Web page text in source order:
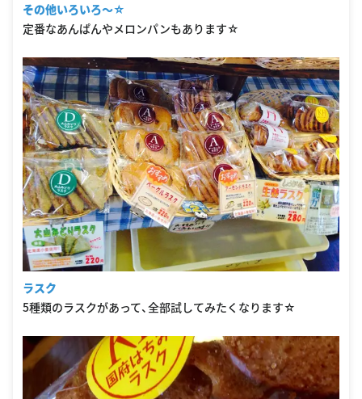
その他いろいろ〜☆
定番なあんぱんやメロンパンもあります☆
ラスク
5種類のラスクがあって、全部試してみたくなります☆